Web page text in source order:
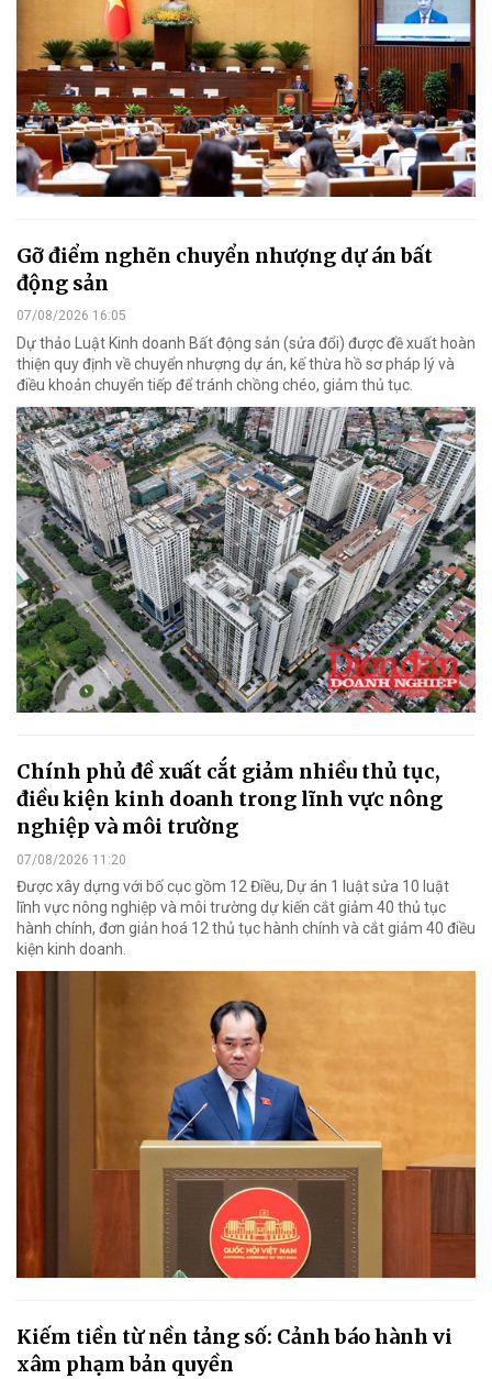
Gỡ điểm nghẽn chuyển nhượng dự án bất
động sản
07/08/2026 16:05
Dự thảo Luật Kinh doanh Bất động sản (sửa đổi) được đề xuất hoàn
thiện quy định về chuyển nhượng dự án, kế thừa hồ sơ pháp lý và
điều khoản chuyển tiếp để tránh chồng chéo, giảm thủ tục.
Chính phủ đề xuất cắt giảm nhiều thủ tục,
điều kiện kinh doanh trong lĩnh vực nông
nghiệp và môi trường
07/08/2026 11:20
Được xây dựng với bố cục gồm 12 Điều, Dự án 1 luật sửa 10 luật
lĩnh vực nông nghiệp và môi trường dự kiến cắt giảm 40 thủ tục
hành chính, đơn giản hoá 12 thủ tục hành chính và cắt giảm 40 điều
kiện kinh doanh.
Kiếm tiền từ nền tảng số: Cảnh báo hành vi
xâm phạm bản quyền